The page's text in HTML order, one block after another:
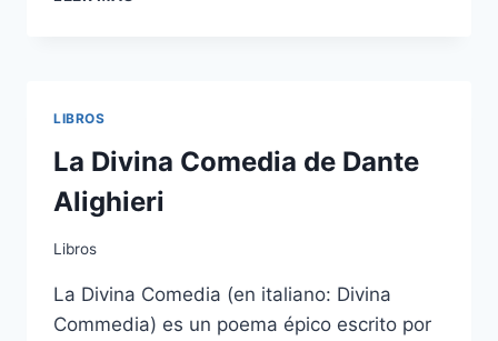
LIBROS
La Divina Comedia de Dante
Alighieri
Libros
La Divina Comedia (en italiano: Divina
Commedia) es un poema épico escrito por